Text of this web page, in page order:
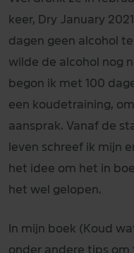
keer, Dry January
dagen geen alcohol
wilde de alcohol nog
begon ik met 100
een koudetraining,
aansprak. Vanaf de
leven schreef ik mijn
het idee om het in
het wel gelopen.
In mijn boek (Koud
onder andere tips